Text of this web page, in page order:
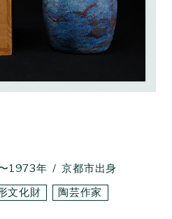
1973年 京都市出身
文化財 陶芸作家